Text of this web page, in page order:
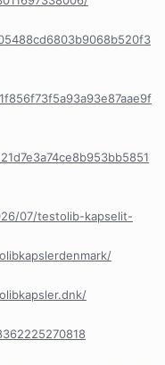
07/testolib-kapselit-